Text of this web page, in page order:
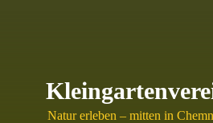
Natur erleben – mitten in